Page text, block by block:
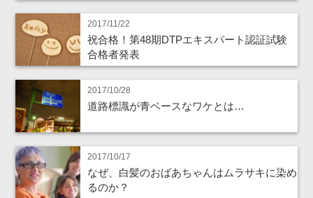
2017/11/22
祝合格！第48期DTPエキスパート認証試験
合格者発表
2017/10/28
道路標識が青ベースなワケとは…
2017/10/17
なぜ、白髪のおばあちゃんはムラサキに染め
るのか？